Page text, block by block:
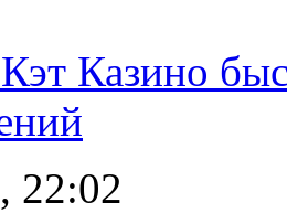
Казино
22:02